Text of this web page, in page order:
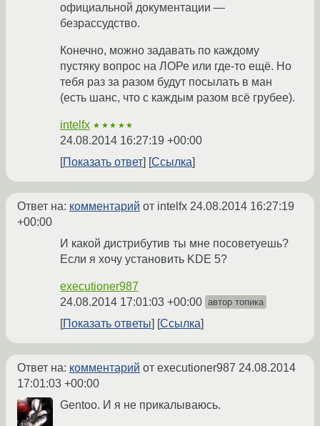
официальной документации —
безрассудство.
Конечно, можно задавать по каждому
пустяку вопрос на ЛОРе или где-то ещё. Но
тебя раз за разом будут посылать в ман
(есть шанс, что с каждым разом всё грубее).
intelfx ★★★★★
24.08.2014 16:27:19 +00:00
Показать ответ
Ссылка
Ответ на: комментарий от intelfx 24.08.2014 16:27:19
+00:00
И какой дистрибутив ты мне посоветуешь?
Если я хочу установить KDE 5?
executioner987
24.08.2014 17:01:03 +00:00 автор топика
Показать ответы Ссылка
Ответ на: комментарий от executioner987 24.08.2014
17:01:03 +00:00
Gentoo. И я не прикалываюсь.